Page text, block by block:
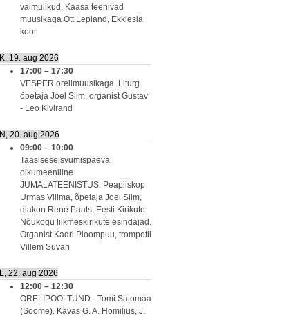
vaimulikud. Kaasa teenivad
muusikaga Ott Lepland, Ekklesia
koor
K, 19. aug 2026
17:00 – 17:30
VESPER orelimuusikaga. Liturg
õpetaja Joel Siim, organist Gustav
- Leo Kivirand
N, 20. aug 2026
09:00 – 10:00
Taasiseseisvumispäeva
oikumeeniline
JUMALATEENISTUS. Peapiiskop
Urmas Viilma, õpetaja Joel Siim,
diakon Renè Paats, Eesti Kirikute
Nõukogu liikmeskirikute esindajad.
Organist Kadri Ploompuu, trompetil
Villem Süvari
L, 22. aug 2026
12:00 – 12:30
ORELIPOOLTUND - Tomi Satomaa
(Soome). Kavas G. A. Homilius, J.